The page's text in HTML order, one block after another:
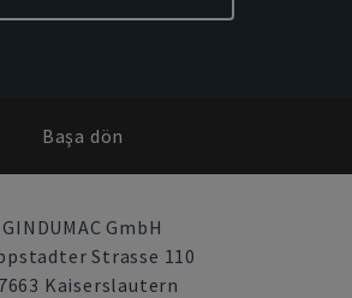
Başa dön
GINDUMAC GmbH
Strasse 110
Kaiserslautern